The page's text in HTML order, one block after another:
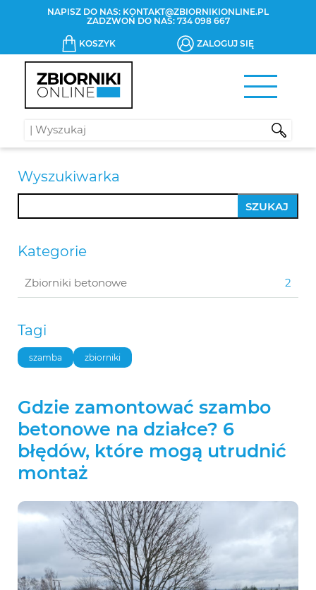
NAPISZ DO NAS: KONTAKT@ZBIORNIKIONLINE.PL
ZADZWOŃ DO NAS: 734 098 667
KOSZYK ZALOGUJ SIĘ
Gdzie zamontować szambo
betonowe na działce? 6
błędów, które mogą utrudnić
montaż
Wyszukiwarka
Szukaj:
Kategorie
Zbiorniki betonowe 2
Tagi
szamba zbiorniki